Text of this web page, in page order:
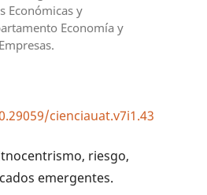
Económicas y
Economía y
cienciauat.v7i1.43
riesgo,
emergentes.